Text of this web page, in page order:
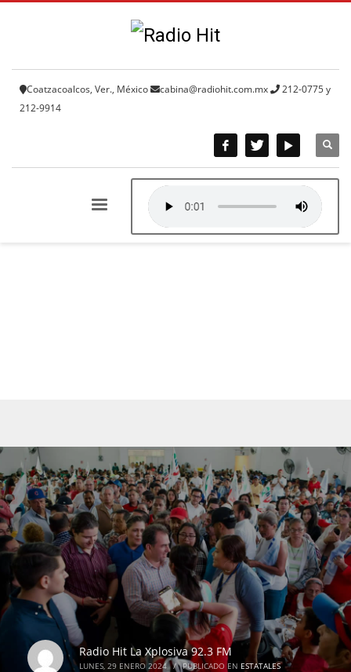
Coatzacoalcos, Ver., México cabina@radiohit.com.mx
212-0775 y
212-9914
Radio Hit La Xplosiva 92.3 FM
LUNES, 29 ENERO 2024 / PUBLICADO EN ESTATALES